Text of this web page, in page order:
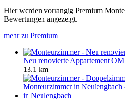
Hier werden vorrangig Premium
Bewertungen angezeigt.
mehr zu Premium
Neu renovierte Appartement
13.1 km